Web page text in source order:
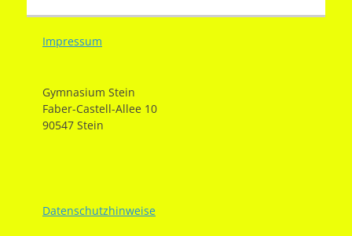
Impressum
Gymnasium Stein
Faber-Castell-Allee 10
90547 Stein
Datenschutzhinweise